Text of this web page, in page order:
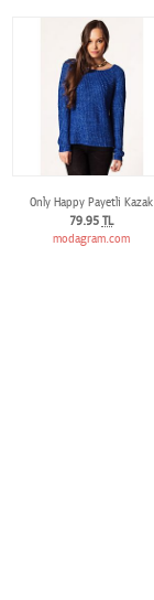
Only Happy Payetli Kazak
79.95 TL
modagram.com